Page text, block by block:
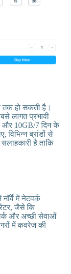
हो सकती है।
लागत प्रभावी
और 10GB/7 दिन के
विभिन्न ब्रांडों से
है ताकि
में नेटवर्क
जैसे कि
और अच्छी सेवाओं
में कवरेज की